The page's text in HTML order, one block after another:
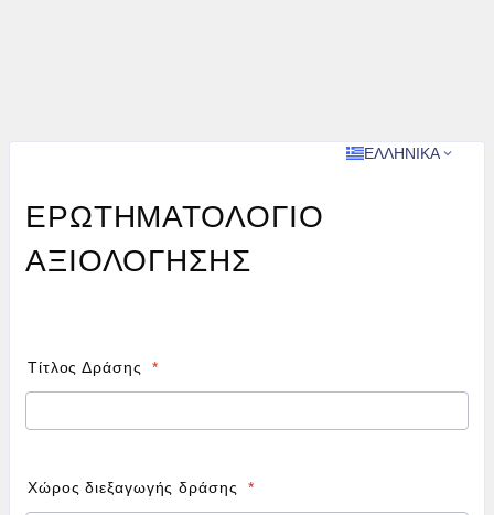
ΕΛΛΗΝΙΚΆ
ΕΡΩΤΗΜΑΤΟΛΟΓΙΟ
ΑΞΙΟΛΟΓΗΣΗΣ
Τίτλος Δράσης *
Χώρος διεξαγωγής δράσης *